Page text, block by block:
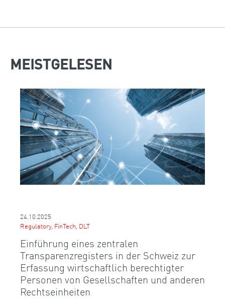
MEISTGELESEN
24.10.2025
Regulatory, FinTech, DLT
Einführung eines zentralen
Transparenzregisters in der Schweiz zur
Erfassung wirtschaftlich berechtigter
Personen von Gesellschaften und anderen
Rechtseinheiten